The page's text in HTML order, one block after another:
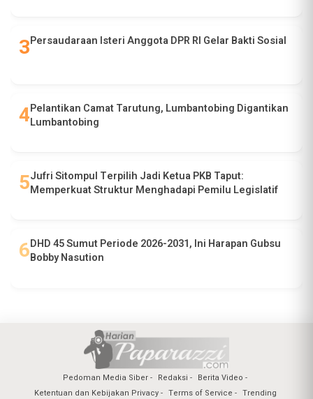
Persaudaraan Isteri Anggota DPR RI Gelar Bakti Sosial
Pelantikan Camat Tarutung, Lumbantobing Digantikan
Lumbantobing
Jufri Sitompul Terpilih Jadi Ketua PKB Taput:
Memperkuat Struktur Menghadapi Pemilu Legislatif
DHD 45 Sumut Periode 2026-2031, Ini Harapan Gubsu
Bobby Nasution
Pedoman Media Siber Redaksi
Berita Video
Ketentuan dan Kebijakan Privacy
Terms of Service Trending